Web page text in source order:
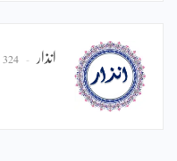
انذار 324 Posts